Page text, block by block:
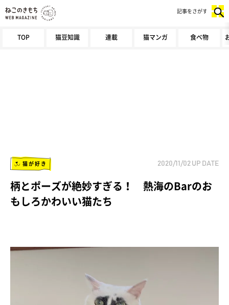
TOP 猫豆知識 連載 猫マンガ 食べ物
記事をさがす
猫が好き 2020/11/02 UP DATE
柄とポーズが絶妙すぎる！ 熱海のBarのお
もしろかわいい猫たち